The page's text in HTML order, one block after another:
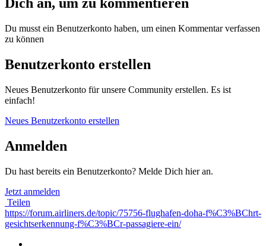
Dich an, um zu kommentieren
Du musst ein Benutzerkonto haben, um einen Kommentar verfassen
zu können
Benutzerkonto erstellen
Neues Benutzerkonto für unsere Community erstellen. Es ist
einfach!
Neues Benutzerkonto erstellen
Anmelden
Du hast bereits ein Benutzerkonto? Melde Dich hier an.
Jetzt anmelden
Teilen
https://forum.airliners.de/topic/75756-flughafen-doha-f%C3%BChrt-
gesichtserkennung-f%C3%BCr-passagiere-ein/